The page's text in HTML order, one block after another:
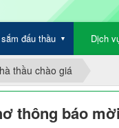
đấu thầu ▼ Dịch
thầu chào giá
thông báo